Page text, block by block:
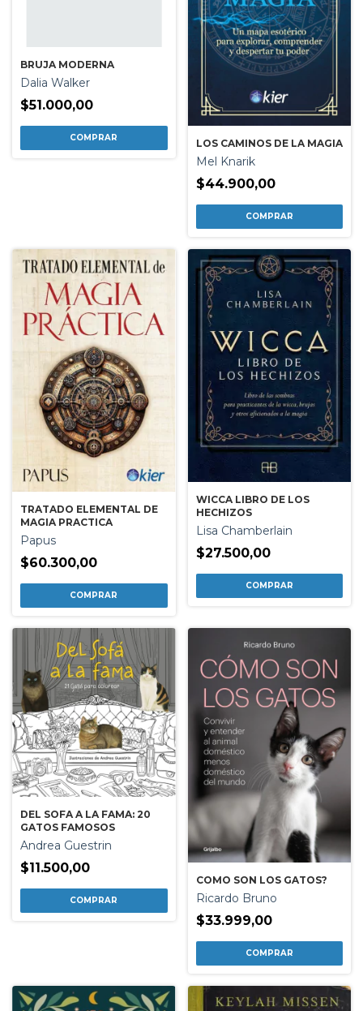
BRUJA MODERNA
Dalia Walker
$51.000,00
LOS CAMINOS DE LA MAGIA
Mel Knarik
$44.900,00
TRATADO ELEMENTAL DE
MAGIA PRACTICA
Papus
$60.300,00
WICCA LIBRO DE LOS
HECHIZOS
Lisa Chamberlain
$27.500,00
DEL SOFA A LA FAMA: 20
GATOS FAMOSOS
Andrea Guestrin
$11.500,00
COMO SON LOS GATOS?
Ricardo Bruno
$33.999,00